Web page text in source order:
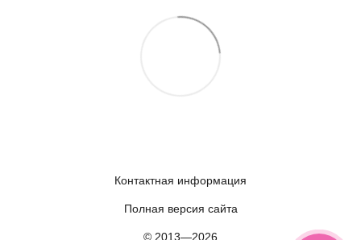
Контактная информация
Полная версия сайта
© 2013—2026